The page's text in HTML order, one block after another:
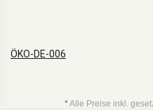
ÖKO-DE-006
*Alle Preise inkl.